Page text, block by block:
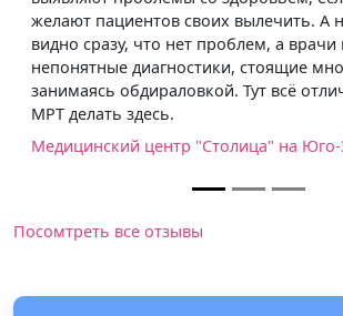
на
Посомтреть все отзывы